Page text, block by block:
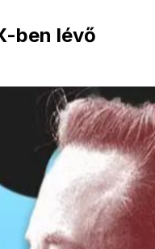
ben lévő